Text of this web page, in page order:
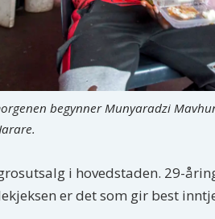
begynner Munyaradzi
i hovedstaden. 29-
er det som gir best